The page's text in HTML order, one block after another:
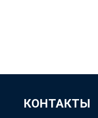
КОНТАКТЫ